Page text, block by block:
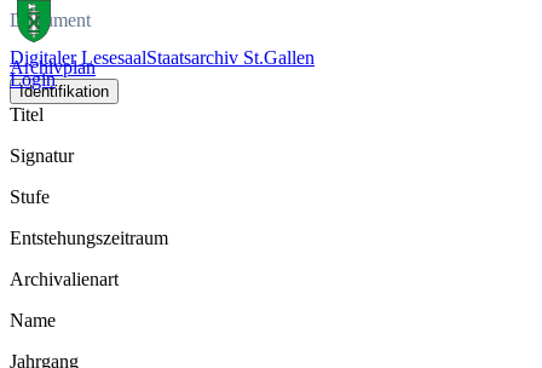
Digitaler LesesaalStaatsarchiv St.Gallen
Login
Dokument
Archivplan
Identifikation
Titel
Signatur
Stufe
Entstehungszeitraum
Archivalienart
Name
Jahrgang